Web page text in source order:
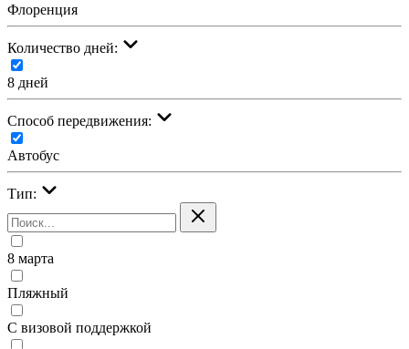
Флоренция
Количество дней:
8 дней
Cпособ передвижения:
Автобус
Тип:
8 марта
Пляжный
С визовой поддержкой